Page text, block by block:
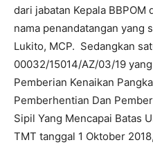
dari jabatan Kepala
nama penandatangan yang
Lukito, MCP. Sedangkan
00032/15014/AZ/03/19
Pemberian Kenaikan
Pemberhentian Dan
Sipil Yang Mencapai Batas
TMT tanggal 1 Oktober